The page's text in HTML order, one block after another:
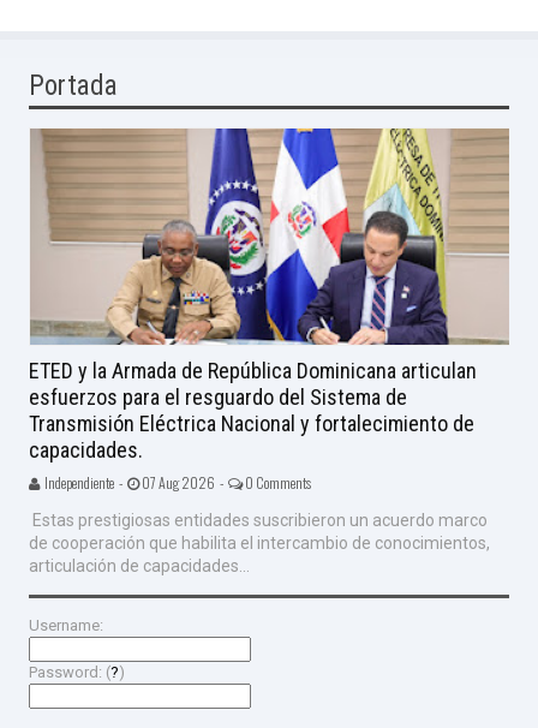
Portada
ETED y la Armada de República Dominicana articulan
esfuerzos para el resguardo del Sistema de
Transmisión Eléctrica Nacional y fortalecimiento de
capacidades.
Independiente - 07 Aug 2026 - 0 Comments
Estas prestigiosas entidades suscribieron un acuerdo marco
de cooperación que habilita el intercambio de conocimientos,
articulación de capacidades...
Username:
Password: (?)